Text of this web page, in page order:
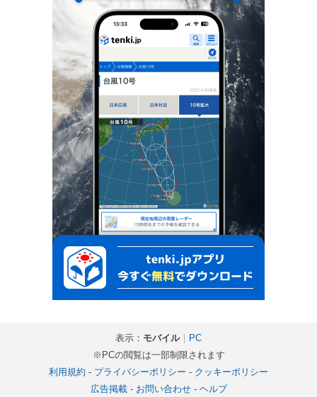
表示： モバイル｜ PC
※PCの閲覧は一部制限されます
利用規約 - プライバシーポリシー - クッキーポリシー
広告掲載- お問い合わせ- ヘルプ